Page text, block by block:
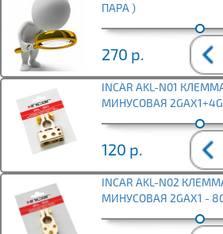
ПАРА )
270 р.
INCAR AKL-N01
МИНУСОВАЯ
120 р.
INCAR AKL-N02
МИНУСОВАЯ 2GAX1 -